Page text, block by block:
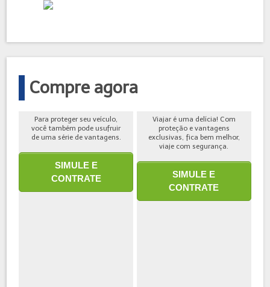
Compre agora
Para proteger seu veículo,
você também pode usufruir
de uma série de vantagens.
SIMULE E
CONTRATE
Viajar é uma delícia! Com
proteção e vantagens
exclusivas, fica bem melhor,
viaje com segurança.
SIMULE E
CONTRATE